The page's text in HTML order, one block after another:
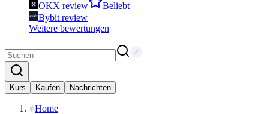
OKX review
Beliebt
Bybit review
Weitere bewertungen
Kurs Kaufen Nachrichten
Home